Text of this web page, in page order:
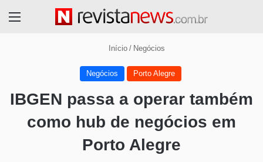
Início / Negócios
Negócios Porto Alegre
IBGEN passa a operar também
como hub de negócios em
Porto Alegre